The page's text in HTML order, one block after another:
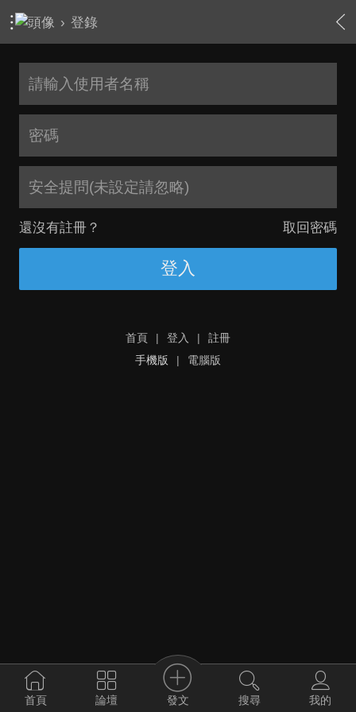
› 登錄
安全提問(未設定請忽略)
還沒有註冊？ 取回密碼
登入
首頁 | 登入 |
註冊
手機版
| 電腦版
首頁 論壇 發文 搜尋 我的